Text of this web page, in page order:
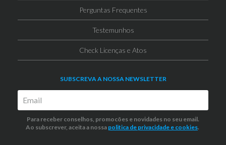
Perguntas Frequentes
Testemunhos
Check Licenças e Atos
SUBSCREVA A NOSSA NEWSLETTER
Para receber conselhos, promocões e novidades no seu email.
Ao subscrever, aceita a nossa politica de privacidade e cookies.